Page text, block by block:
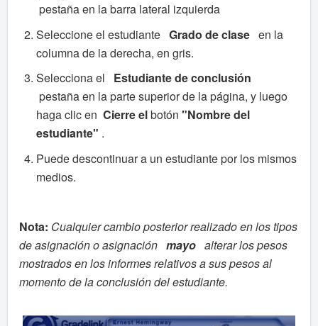
pestaña en la barra lateral izquierda
Seleccione el estudiante Grado declase en la
columna de la derecha, en gris.
Selecciona el Estudiante de conclusión
pestaña en la parte superior de la página, y luego
haga clic en Cierre elbotón "Nombre del
estudiante" .
Puede descontinuar a un estudiante por los mismos
medios.
Nota: Cualquier cambio posterior realizado en los tipos
de asignación o asignación mayo alterar los pesos
mostrados en los informes relativos a sus pesos al
momento de la conclusión del estudiante.